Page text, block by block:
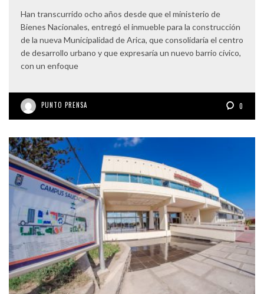
Han transcurrido ocho años desde que el ministerio de
Bienes Nacionales, entregó el inmueble para la construcción
de la nueva Municipalidad de Arica, que consolidaría el centro
de desarrollo urbano y que expresaría un nuevo barrio cívico,
con un enfoque
PUNTO PRENSA 0